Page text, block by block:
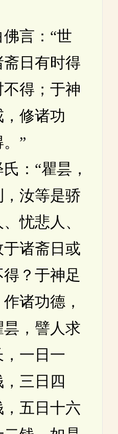
言：“世
日有时得
得；于神
修诸功
”
“瞿昙，
汝等是骄
忧悲人、
诸斋日或
？于神足
诸功德，
，譬人求
一日一
三日四
五日十六